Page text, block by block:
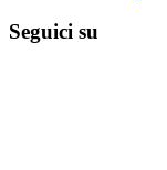
Seguici su